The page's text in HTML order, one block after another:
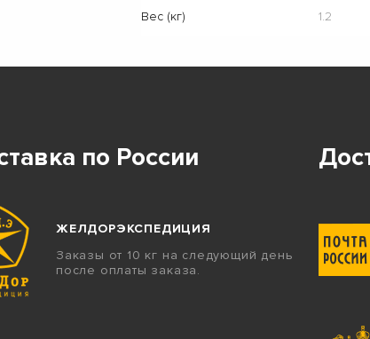
Вес (кг)
1.2
по России
ЖЕЛДОРЭКСПЕДИЦИЯ
Заказы от 10 кг на следующий день
после оплаты заказа.